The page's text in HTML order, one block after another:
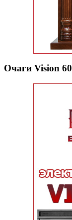
Очаги Vision 60